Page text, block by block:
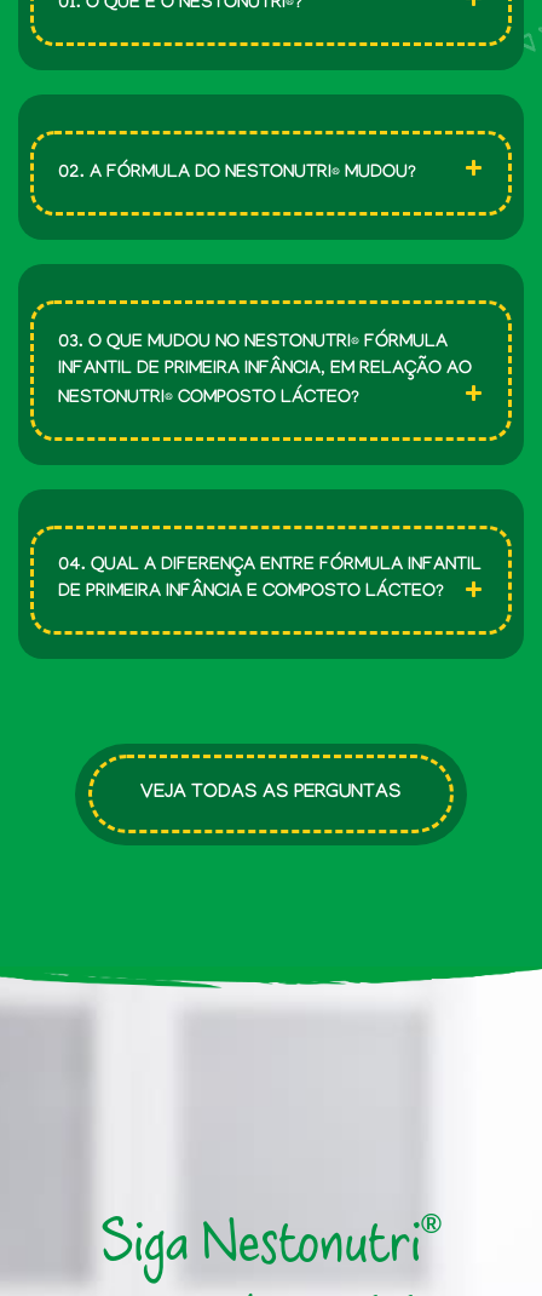
01. O QUE É O NESTONUTRI®?
02. A FÓRMULA DO NESTONUTRI® MUDOU?
03. O QUE MUDOU NO NESTONUTRI® FÓRMULA
INFANTIL DE PRIMEIRA INFÂNCIA, EM RELAÇÃO AO
NESTONUTRI® COMPOSTO LÁCTEO?
04. QUAL A DIFERENÇA ENTRE FÓRMULA INFANTIL
DE PRIMEIRA INFÂNCIA E COMPOSTO LÁCTEO?
VEJA TODAS AS PERGUNTAS
Siga Nestonutri®